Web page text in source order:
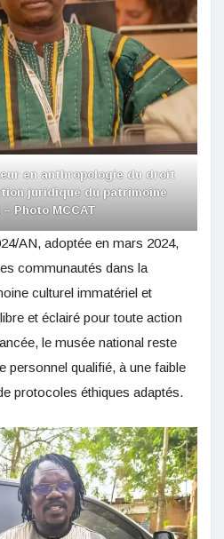
en anthropologie du droit
juridique du patrimoine
Photo MCCAT
AN, adoptée en mars 2024,
communautés dans la
culturel immatériel et
et éclairé pour toute action
le musée national reste
personnel qualifié, à une faible
protocoles éthiques adaptés.